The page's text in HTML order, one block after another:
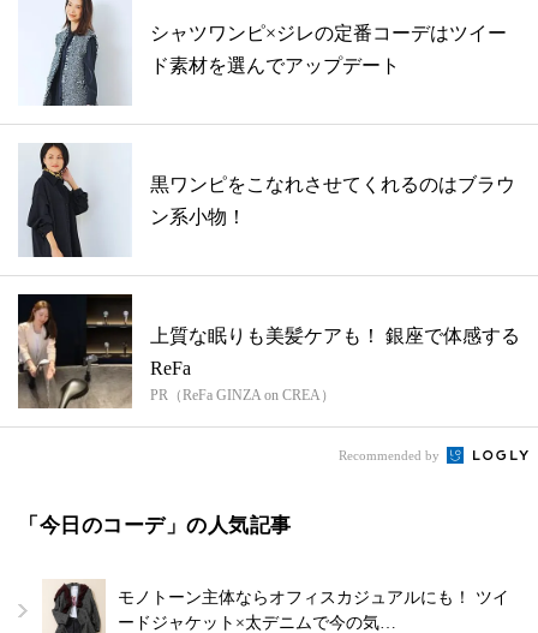
シャツワンピ×ジレの定番コーデはツイー
ド素材を選んでアップデート
黒ワンピをこなれさせてくれるのはブラウ
ン系小物！
上質な眠りも美髪ケアも！ 銀座で体感する
ReFa
PR（ReFa GINZA on CREA）
Recommended by
「今日のコーデ」の人気記事
モノトーン主体ならオフィスカジュアルにも！ ツイ
ードジャケット×太デニムで今の気…